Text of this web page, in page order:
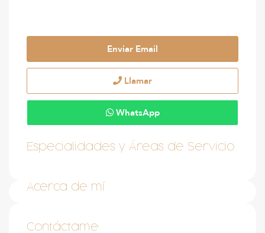
Enviar Email
Llamar
WhatsApp
Especialidades y Áreas de Servicio
Acerca de mí
Contáctame